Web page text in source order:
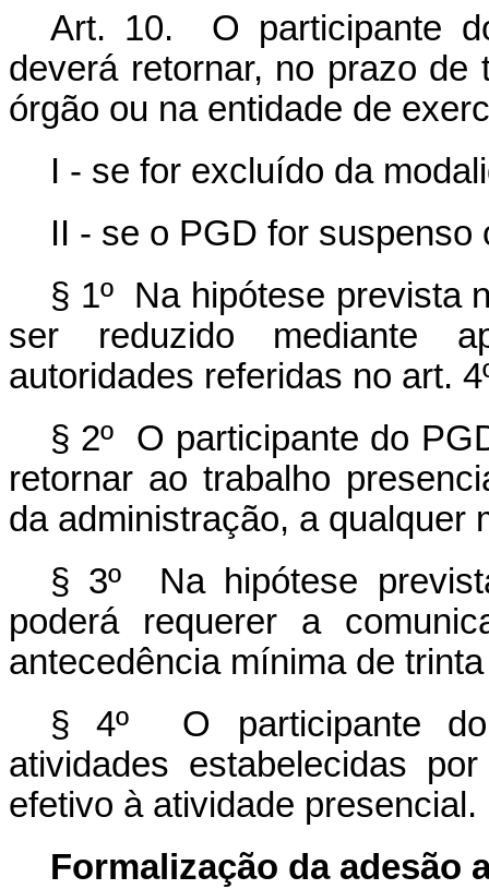
Art. 10. O participante
deverá retornar, no prazo de
órgão ou na entidade de
I - se for excluído da
II - se o PGD for suspenso
§ 1º Na hipótese prevista
ser reduzido mediante
autoridades referidas no art.
§ 2º O participante do
retornar ao trabalho
da administração, a qualquer
§ 3º Na hipótese
poderá requerer a
antecedência mínima de
§ 4º O participante
atividades estabelecidas
efetivo à atividade presencial.
Formalização da adesão